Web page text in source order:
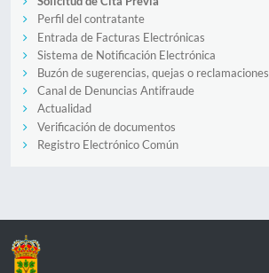
Perfil del contratante
Entrada de Facturas Electrónicas
Sistema de Notificación Electrónica
Buzón de sugerencias, quejas o reclamaciones
Canal de Denuncias Antifraude
Actualidad
Verificación de documentos
Registro Electrónico Común